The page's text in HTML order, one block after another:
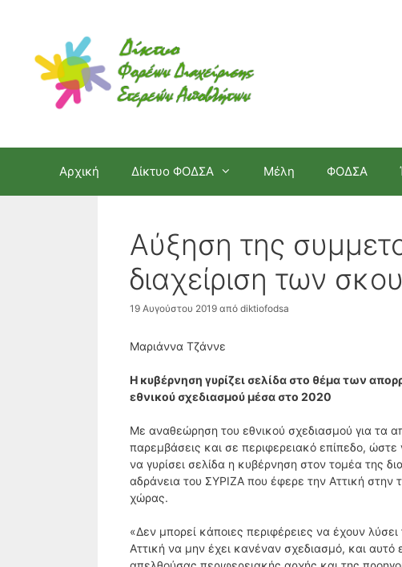
περιεχόμενο
Αρχική Δίκτυο ΦΟΔΣΑ Μέλη ΦΟΔΣΑ
Αύξηση της
διαχείριση των
19 Αυγούστου 2019 από diktiofodsa
Μαριάννα Τζάννε
Η κυβέρνηση γυρίζει σελίδα στο θέμα των
εθνικού σχεδιασμού μέσα στο 2020
Με αναθεώρηση του εθνικού σχεδιασμού για τα
παρεμβάσεις και σε περιφερειακό επίπεδο, ώστε
να γυρίσει σελίδα η κυβέρνηση στον τομέα της
αδράνεια του ΣΥΡΙΖΑ που έφερε την Αττική στην
χώρας.
«Δεν μπορεί κάποιες περιφέρειες να έχουν
Αττική να μην έχει κανέναν σχεδιασμό, και αυτό